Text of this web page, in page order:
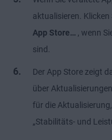
aktualisieren. Klicken
App Store…
, wenn
sind.
Der App Store zeigt
über
für die
„Stabilitäts- und